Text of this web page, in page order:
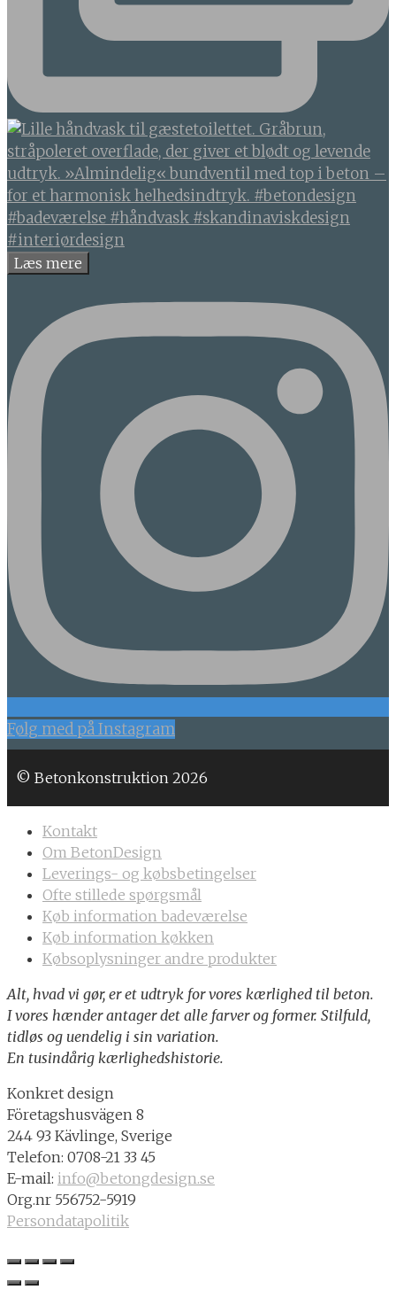
Læs mere
Følg med på Instagram
© Betonkonstruktion 2026
Kontakt
Om BetonDesign
Leverings- og købsbetingelser
Ofte stillede spørgsmål
Køb information badeværelse
Køb information køkken
Købsoplysninger andre produkter
Alt, hvad vi gør, er et udtryk for vores kærlighed til beton.
I vores hænder antager det alle farver og former. Stilfuld,
tidløs og uendelig i sin variation.
En tusindårig kærlighedshistorie.
Konkret design
Företagshusvägen 8
244 93 Kävlinge, Sverige
Telefon: 0708-21 33 45
E-mail: info@betongdesign.se
Org.nr 556752-5919
Persondatapolitik